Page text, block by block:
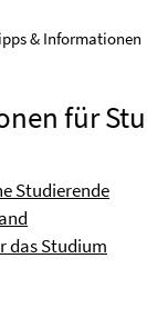
& Informationen
für
Studierende
das Studium